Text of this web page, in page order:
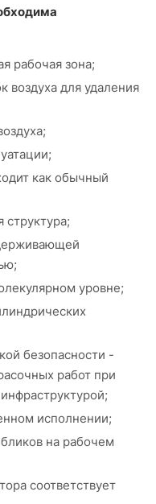
рабочая зона;
воздуха для удаления
как обычный
структура;
уровне;
безопасности -
работ при
исполнении;
на рабочем
соответствует